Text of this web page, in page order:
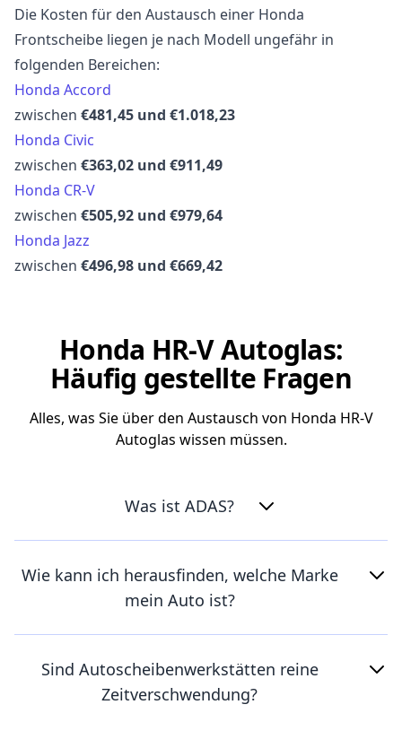
Die Kosten für den Austausch einer Honda
Frontscheibe liegen je nach Modell ungefähr in
folgenden Bereichen:
Honda Accord
zwischen €481,45 und €1.018,23
Honda Civic
zwischen €363,02 und €911,49
Honda CR-V
zwischen €505,92 und €979,64
Honda Jazz
zwischen €496,98 und €669,42
Honda HR-V Autoglas:
Häufig gestellte Fragen
Alles, was Sie über den Austausch von Honda HR-V
Autoglas wissen müssen.
Was ist ADAS?
Wie kann ich herausfinden, welche Marke
mein Auto ist?
Sind Autoscheibenwerkstätten reine
Zeitverschwendung?